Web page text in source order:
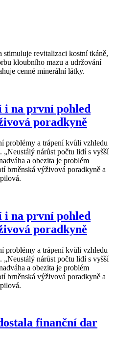
stimuluje revitalizaci kostní tkáně,
kloubního mazu a udržování
cenné minerální látky.
i na první pohled
poradkyně
a trápení kvůli vzhledu
nárůst počtu lidí s vyšší
a obezita je problém
brněnská výživová poradkyně a
i na první pohled
poradkyně
a trápení kvůli vzhledu
nárůst počtu lidí s vyšší
a obezita je problém
brněnská výživová poradkyně a
finanční dar